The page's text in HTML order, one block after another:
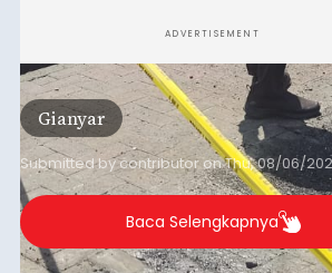
ADVERTISEMENT
Gianyar
Submitted bycontributoronThu, 08/06/
Baca Selengkapnya